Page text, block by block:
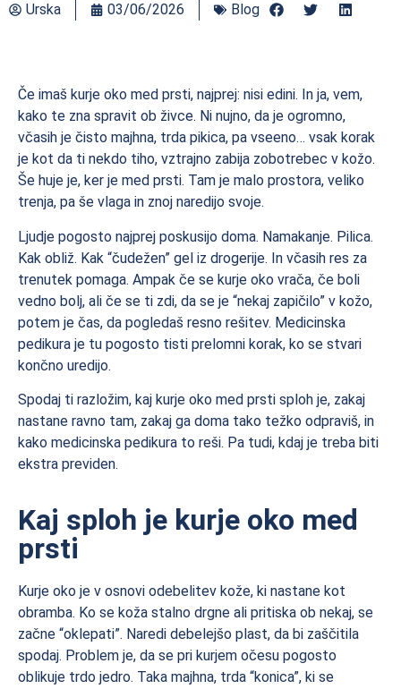
Urska 03/06/2026 Blog
Če imaš kurje oko med prsti, najprej: nisi edini. In ja, vem,
kako te zna spravit ob živce. Ni nujno, da je ogromno,
včasih je čisto majhna, trda pikica, pa vseeno… vsak korak
je kot da ti nekdo tiho, vztrajno zabija zobotrebec v kožo.
Še huje je, ker je med prsti. Tam je malo prostora, veliko
trenja, pa še vlaga in znoj naredijo svoje.
Ljudje pogosto najprej poskusijo doma. Namakanje. Pilica.
Kak obliž. Kak “čudežen” gel iz drogerije. In včasih res za
trenutek pomaga. Ampak če se kurje oko vrača, če boli
vedno bolj, ali če se ti zdi, da se je “nekaj zapičilo” v kožo,
potem je čas, da pogledaš resno rešitev. Medicinska
pedikura je tu pogosto tisti prelomni korak, ko se stvari
končno uredijo.
Spodaj ti razložim, kaj kurje oko med prsti sploh je, zakaj
nastane ravno tam, zakaj ga doma tako težko odpraviš, in
kako medicinska pedikura to reši. Pa tudi, kdaj je treba biti
ekstra previden.
Kaj sploh je kurje oko med
prsti
Kurje oko je v osnovi odebelitev kože, ki nastane kot
obramba. Ko se koža stalno drgne ali pritiska ob nekaj, se
začne “oklepati”. Naredi debelejšo plast, da bi zaščitila
spodaj. Problem je, da se pri kurjem očesu pogosto
oblikuje trdo jedro. Taka majhna, trda “konica”, ki se